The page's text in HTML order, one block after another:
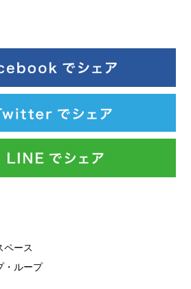
ペース
・ループ